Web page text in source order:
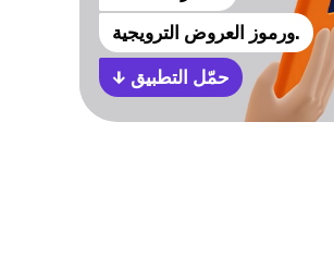
ورموز العروض الترويجية.
↓ حمّل التطبيق